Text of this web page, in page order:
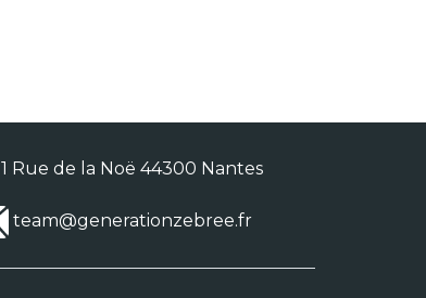
1 Rue de la Noë 44300 Nantes
team@generationzebree.fr